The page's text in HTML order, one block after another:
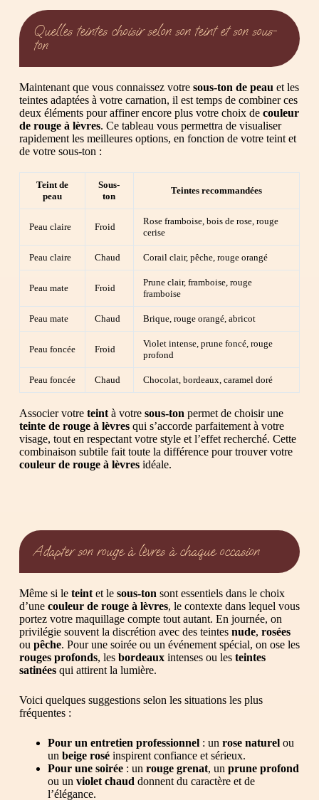
Quelles teintes choisir selon son teint et son sous-
ton
Maintenant que vous connaissez votre sous-ton de peau et les
teintes adaptées à votre carnation, il est temps de combiner ces
deux éléments pour affiner encore plus votre choix de couleur
de rouge à lèvres. Ce tableau vous permettra de visualiser
rapidement les meilleures options, en fonction de votre teint et
de votre sous-ton :
Teint de
peau
Sous-
ton
Teintes recommandées
Peau claire Froid
Rose framboise, bois de rose, rouge
cerise
Peau claire Chaud Corail clair, pêche, rouge orangé
Peau mate Froid
Prune clair, framboise, rouge
framboise
Peau mate Chaud Brique, rouge orangé, abricot
Peau foncée Froid
Violet intense, prune foncé, rouge
profond
Peau foncée Chaud Chocolat, bordeaux, caramel doré
Associer votre teintà votre sous-ton permet de choisir une
teinte de rouge à lèvresqui s’accorde parfaitement à votre
visage, tout en respectant votre style et l’effet recherché. Cette
combinaison subtile fait toute la différence pour trouver votre
couleur de rouge à lèvresidéale.
Adapter son rouge à lèvres à chaque occasion
Même si le teintet le sous-ton sont essentiels dans le choix
d’une couleur de rouge à lèvres, le contexte dans lequel vous
portez votre maquillage compte tout autant. En journée, on
privilégie souvent la discrétion avec des teintes nude, rosées
ou pêche. Pour une soirée ou un événement spécial, on ose les
rouges profonds, les bordeauxintenses ou les teintes
satinéesqui attirent la lumière.
Voici quelques suggestions selon les situations les plus
fréquentes :
Pour un entretien professionnel: un rose naturelou
un beige roséinspirent confiance et sérieux.
Pour une soirée: un rouge grenat, un prune profond
ou un violet chaud donnent du caractère et de
l’élégance.